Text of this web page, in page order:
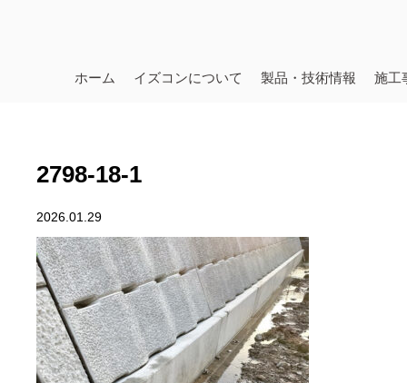
ホーム イズコンについて 製品・技術情報 施工
2798-18-1
2026.01.29